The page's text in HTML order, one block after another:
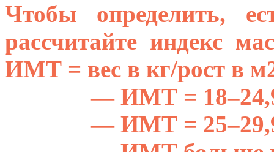
Чтобы определить,
рассчитайте индекс
ИМТ = вес в кг/рост в
— ИМТ =
— ИМТ =